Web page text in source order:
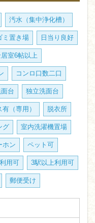
汚水（集中浄化槽）
ミ置き場 日当り良好
室6帖以上
コンロ口数二口
台 独立洗面台
有（専用） 脱衣所
グ 室内洗濯機置場
ホン ペット可
用可 3駅以上利用可
郵便受け